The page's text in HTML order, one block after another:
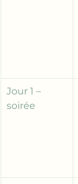
Jour 1 –
soirée